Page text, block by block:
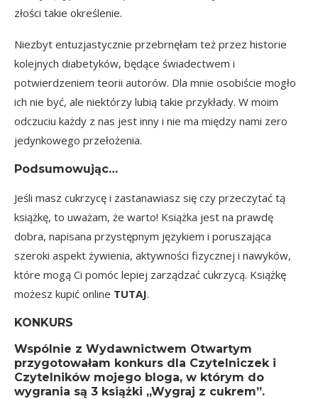
złości takie określenie.
Niezbyt entuzjastycznie przebrnęłam też przez historie
kolejnych diabetyków, będące świadectwem i
potwierdzeniem teorii autorów. Dla mnie osobiście mogło
ich nie być, ale niektórzy lubią takie przykłady. W moim
odczuciu każdy z nas jest inny i nie ma między nami zero
jedynkowego przełożenia.
Podsumowując…
Jeśli masz cukrzycę i zastanawiasz się czy przeczytać tą
książkę, to uważam, że warto! Książka jest na prawdę
dobra, napisana przystępnym językiem i poruszająca
szeroki aspekt żywienia, aktywności fizycznej i nawyków,
które mogą Ci pomóc lepiej zarządzać cukrzycą. Książkę
możesz kupić online TUTAJ.
KONKURS
Wspólnie z Wydawnictwem Otwartym
przygotowałam konkurs dla Czytelniczek i
Czytelników mojego bloga, w którym do
wygrania są 3 książki „Wygraj z cukrem”.